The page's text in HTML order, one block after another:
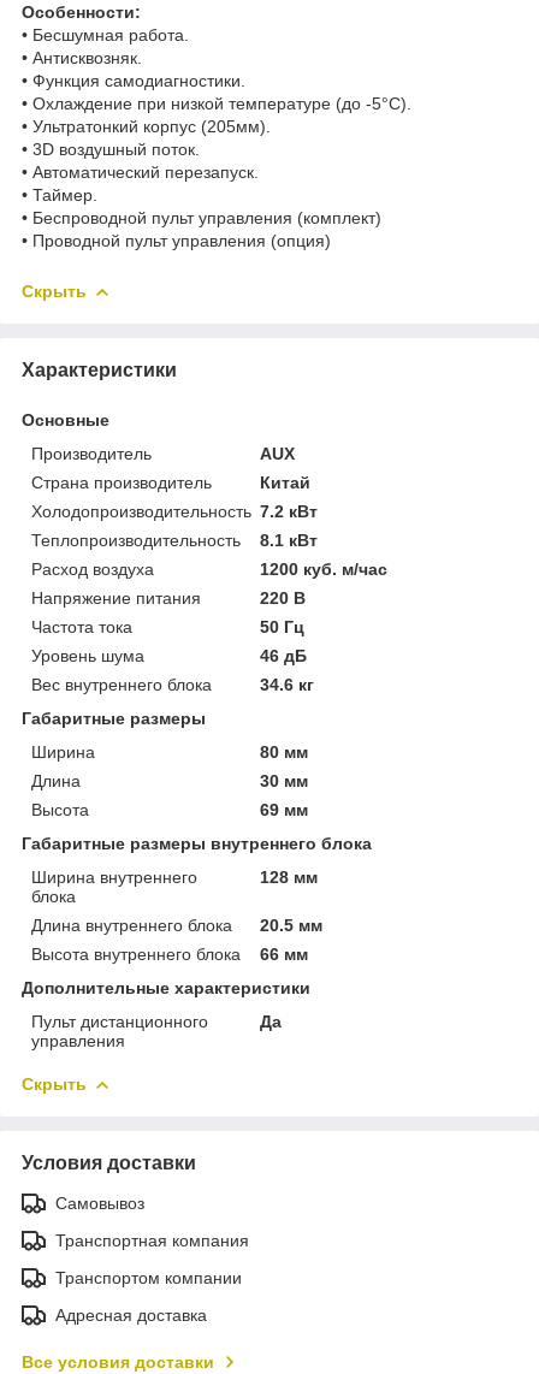
Особенности:
• Бесшумная работа.
• Антисквозняк.
• Функция самодиагностики.
• Охлаждение при низкой температуре (до -5°С).
• Ультратонкий корпус (205мм).
• 3D воздушный поток.
• Автоматический перезапуск.
• Таймер.
• Беспроводной пульт управления (комплект)
• Проводной пульт управления (опция)
Скрыть
Характеристики
Основные
Производитель
AUX
Страна производитель
Китай
Холодопроизводительность 7.2 кВт
Теплопроизводительность
8.1 кВт
Расход воздуха
1200 куб. м/час
Напряжение питания
220 В
Частота тока
50 Гц
Уровень шума
46 дБ
Вес внутреннего блока
34.6 кг
Габаритные размеры
Ширина
80 мм
Длина
30 мм
Высота
69 мм
Габаритные размеры внутреннего блока
Ширина внутреннего
блока
128 мм
Длина внутреннего блока
20.5 мм
Высота внутреннего блока
66 мм
Дополнительные характеристики
Пульт дистанционного
управления
Да
Скрыть
Условия доставки
Самовывоз
Транспортная компания
Транспортом компании
Адресная доставка
Все условия доставки